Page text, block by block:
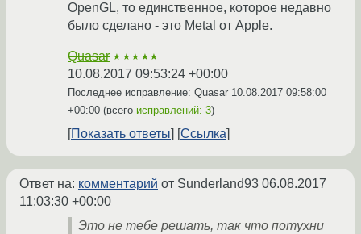
OpenGL, то единственное, которое недавно
было сделано - это Metal от Apple.
Quasar ★★★★★
10.08.2017 09:53:24 +00:00
Последнее исправление: Quasar 10.08.2017 09:58:00
+00:00 (всего исправлений: 3)
Показать ответы Ссылка
Ответ на: комментарий от Sunderland93 06.08.2017
11:03:30 +00:00
Это не тебе решать, так что потухни